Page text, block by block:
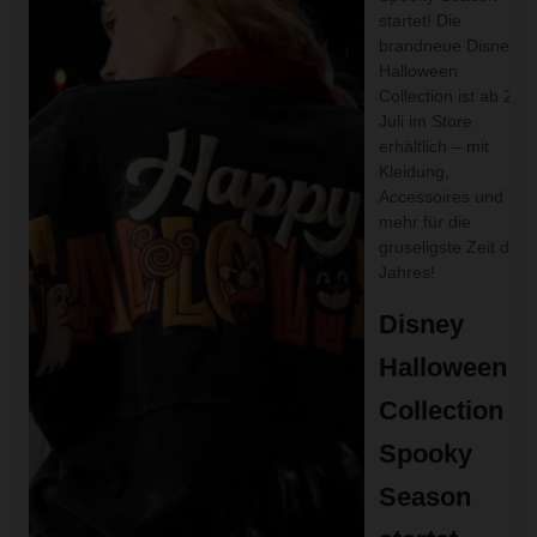
startet! Die
brandneue Disney
Halloween
Collection ist ab 27.
Juli im Store
erhältlich – mit
Kleidung,
Accessoires und
mehr für die
gruseligste Zeit des
Jahres!
Disney
Halloween
Collection –
Spooky
Season